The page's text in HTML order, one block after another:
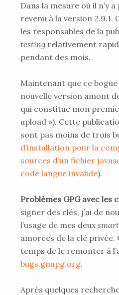
Dans la mesure où il n’y
revenu à la version
les responsables de la
testing relativement
pendant des mois.
Maintenant que ce
nouvelle version amont
qui constitue mon
upload »). Cette
sont pas moins de trois
d’installation pour la
sources d’un fichier
code langue invalide).
Problèmes GPG avec les
signer des clés, j’ai de
l’usage de mes deux
amorces de la clé privée.
temps de le remonter à
bugs.gnupg.org.
Après quelques